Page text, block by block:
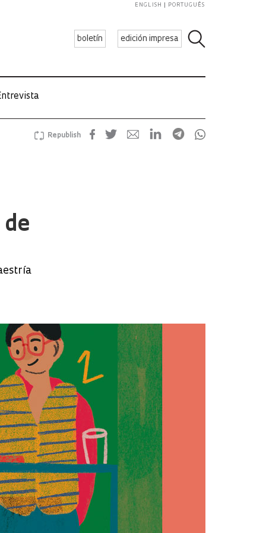
boletín edición impresa
ENGLISH PORTUGUÊS
Republish